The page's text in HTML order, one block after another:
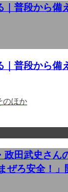
｜普段から備
｜普段から備
のほか
政田武史さん
ぜろ安全！」